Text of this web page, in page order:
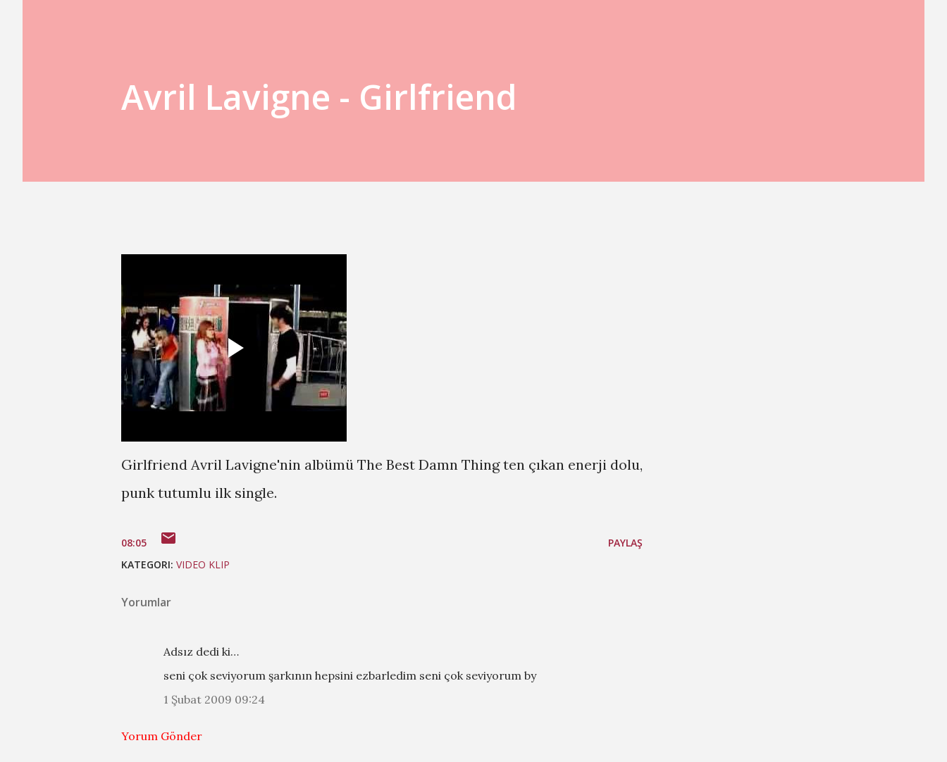
Avril Lavigne - Girlfriend
Girlfriend Avril Lavigne'nin albümü The Best Damn Thing ten çıkan enerji dolu,
punk tutumlu ilk single.
08:05
KATEGORI: VIDEO KLIP
PAYLAŞ
Yorumlar
Adsız dedi ki…
seni çok seviyorum şarkının hepsini ezbarledim seni çok seviyorum by
1 Şubat 2009 09:24
Yorum Gönder